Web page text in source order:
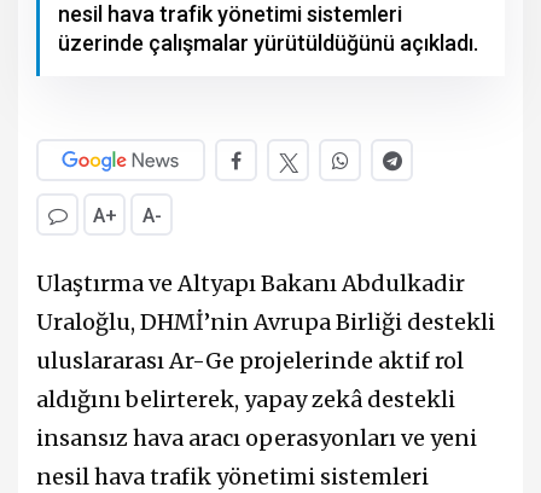
nesil hava trafik yönetimi sistemleri
üzerinde çalışmalar yürütüldüğünü açıkladı.
A+ A-
Ulaştırma ve Altyapı Bakanı Abdulkadir
Uraloğlu, DHMİ’nin Avrupa Birliği destekli
uluslararası Ar-Ge projelerinde aktif rol
aldığını belirterek, yapay zekâ destekli
insansız hava aracı operasyonları ve yeni
nesil hava trafik yönetimi sistemleri